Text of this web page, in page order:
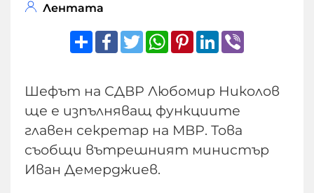
Лентата
ShareFacebook
TwitterWhatsApp
Pinterest
LinkedIn
Шефът на СДВР Любомир Николов
ще е изпълняващ функциите
главен секретар на МВР. Това
съобщи вътрешният министър
Иван Демерджиев.